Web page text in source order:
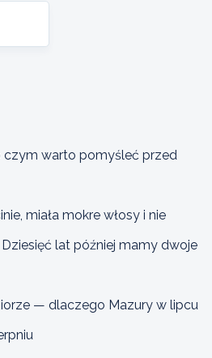
czym warto pomyśleć przed
miała mokre włosy i nie
lat później mamy dwoje
— dlaczego Mazury w lipcu